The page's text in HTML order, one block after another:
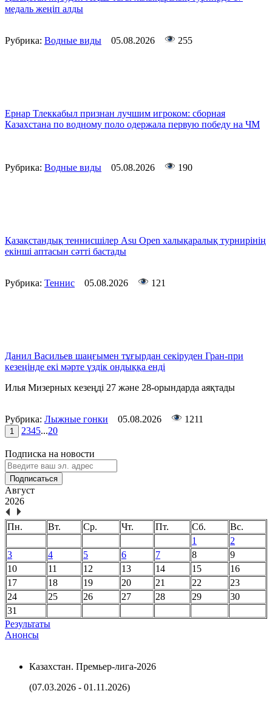
медаль жеңіп алды
Рубрика: Водные виды 05.08.2026 255
Ернар Тлеккабыл признан лучшим игроком: сборная
Казахстана по водному поло одержала первую победу на ЧМ
Рубрика: Водные виды 05.08.2026 190
Қазақстандық теннисшілер Asu Open халықаралық турнирінің
екінші аптасын сәтті бастады
Рубрика: Теннис 05.08.2026 121
Данил Васильев шаңғымен тұғырдан секіруден Гран-при
кезеңінде екі мәрте үздік ондыққа енді
Илья Мизерных кезеңді 27 және 28-орындарда аяқтады
Рубрика: Лыжные гонки 05.08.2026 1211
1 2345...20
Подписка на новости
Подписаться
Август
2026
Пн. Вт. Ср. Чт. Пт. Сб.
Вс.
1
2
3
4 5 6 7 8
9
10
11 12 13 14 15
16
17
18 19 20 21 22
23
24
25 26 27 28 29
30
31
Результаты
Анонсы
Казахстан. Премьер-лига-2026
(07.03.2026 - 01.11.2026)